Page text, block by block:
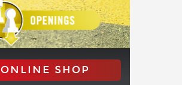
ONLINE SHOP